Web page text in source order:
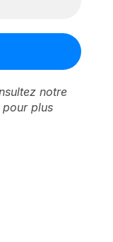
notre
plus